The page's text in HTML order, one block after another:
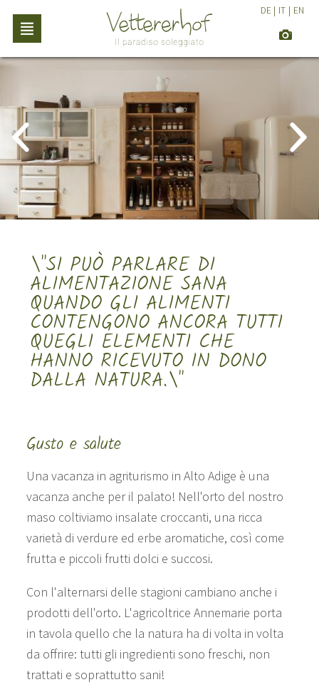
DE | IT | EN
\"SI PUÒ PARLARE DI
ALIMENTAZIONE SANA
QUANDO GLI ALIMENTI
CONTENGONO ANCORA TUTTI
QUEGLI ELEMENTI CHE
HANNO RICEVUTO IN DONO
DALLA NATURA.\"
Gusto e salute
Una vacanza in agriturismo in Alto Adige è una
vacanza anche per il palato! Nell'orto del nostro
maso coltiviamo insalate croccanti, una ricca
varietà di verdure ed erbe aromatiche, così come
frutta e piccoli frutti dolci e succosi.
Con l'alternarsi delle stagioni cambiano anche i
prodotti dell'orto. L'agricoltrice Annemarie porta
in tavola quello che la natura ha di volta in volta
da offrire: tutti gli ingredienti sono freschi, non
trattati e soprattutto sani!